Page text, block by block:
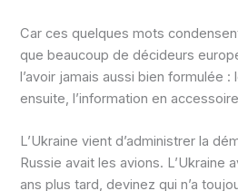
Car ces quelques mots
que beaucoup de décideurs
l’avoir jamais aussi bien formulée :
ensuite, l’information en
L’Ukraine vient d’administrer la
Russie avait les avions. L’Ukraine
ans plus tard, devinez qui n’a